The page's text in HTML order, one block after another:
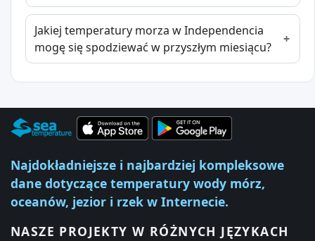
Jakiej temperatury morza w Independencia
mogę się spodziewać w przyszłym miesiącu?
Najdokładniejsze i najbardziej kompleksowe
dane dotyczące temperatury wody mórz,
oceanów, jezior i rzek w Internecie.
NASZE PROJEKTY W RÓŻNYCH JĘZYKACH